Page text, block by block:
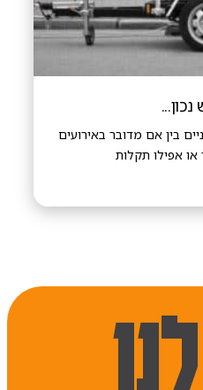
בין אם מדובר באירועים
אפילו תקלות